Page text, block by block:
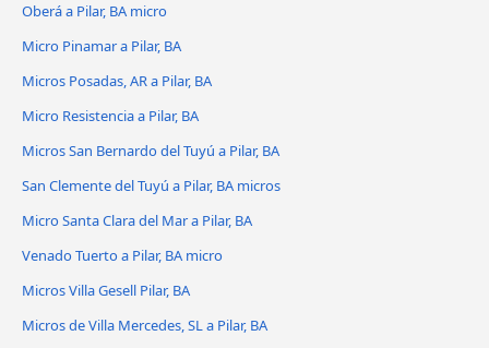
Oberá a Pilar, BA micro
Micro Pinamar a Pilar, BA
Micros Posadas, AR a Pilar, BA
Micro Resistencia a Pilar, BA
Micros San Bernardo del Tuyú a Pilar, BA
San Clemente del Tuyú a Pilar, BA micros
Micro Santa Clara del Mar a Pilar, BA
Venado Tuerto a Pilar, BA micro
Micros Villa Gesell Pilar, BA
Micros de Villa Mercedes, SL a Pilar, BA